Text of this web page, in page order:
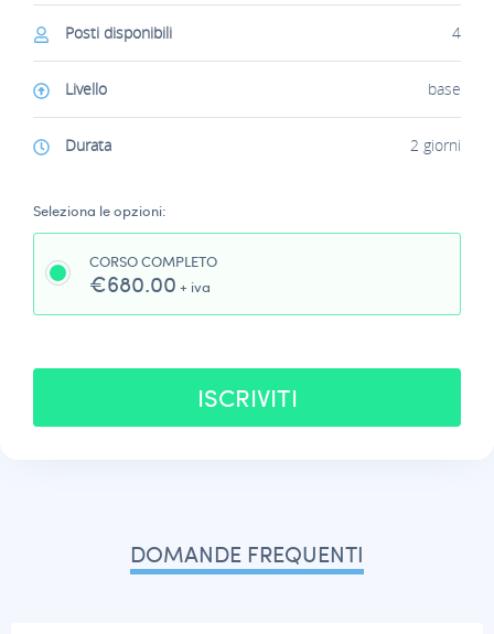
Posti disponibili 4
Livello base
Durata 2 giorni
Seleziona le opzioni:
CORSO COMPLETO
€680.00 + iva
ISCRIVITI
DOMANDE FREQUENTI